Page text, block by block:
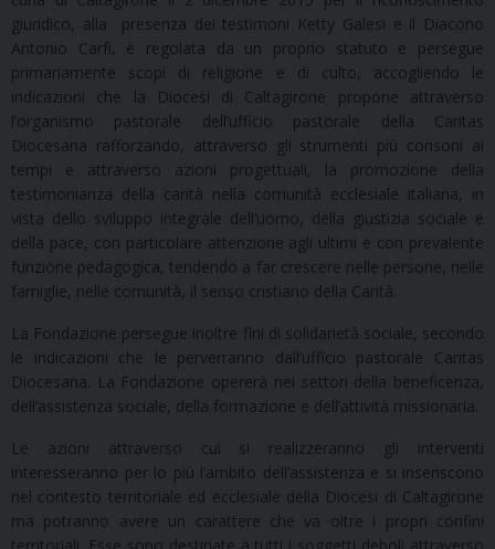
giuridico, alla presenza dei testimoni Ketty Galesi e il Diacono
Antonio Carfì, è regolata da un proprio statuto e persegue
primariamente scopi di religione e di culto, accogliendo le
indicazioni che la Diocesi di Caltagirone propone attraverso
l’organismo pastorale dell’ufficio pastorale della Caritas
Diocesana rafforzando, attraverso gli strumenti più consoni ai
tempi e attraverso azioni progettuali, la promozione della
testimonianza della carità nella comunità ecclesiale italiana, in
vista dello sviluppo integrale dell’uomo, della giustizia sociale e
della pace, con particolare attenzione agli ultimi e con prevalente
funzione pedagogica, tendendo a far crescere nelle persone, nelle
famiglie, nelle comunità, il senso cristiano della Carità.
La Fondazione persegue inoltre fini di solidarietà sociale, secondo
le indicazioni che le perverranno dall’ufficio pastorale Caritas
Diocesana. La Fondazione opererà nei settori della beneficenza,
dell’assistenza sociale, della formazione e dell’attività missionaria.
Le azioni attraverso cui si realizzeranno gli interventi
interesseranno per lo più l’ambito dell’assistenza e si inseriscono
nel contesto territoriale ed ecclesiale della Diocesi di Caltagirone
ma potranno avere un carattere che va oltre i propri confini
territoriali. Esse sono destinate a tutti i soggetti deboli attraverso